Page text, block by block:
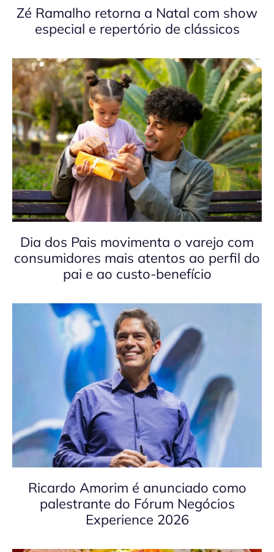
Zé Ramalho retorna a Natal com show
especial e repertório de clássicos
Dia dos Pais movimenta o varejo com
consumidores mais atentos ao perfil do
pai e ao custo-benefício
Ricardo Amorim é anunciado como
palestrante do Fórum Negócios
Experience 2026